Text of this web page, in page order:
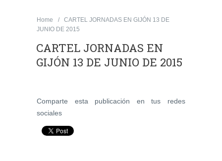
Home
CARTEL JORNADAS EN GIJÓN 13 DE
JUNIO DE 2015
CARTEL JORNADAS EN
GIJÓN 13 DE JUNIO DE 2015
Comparte esta publicación en tus redes
sociales